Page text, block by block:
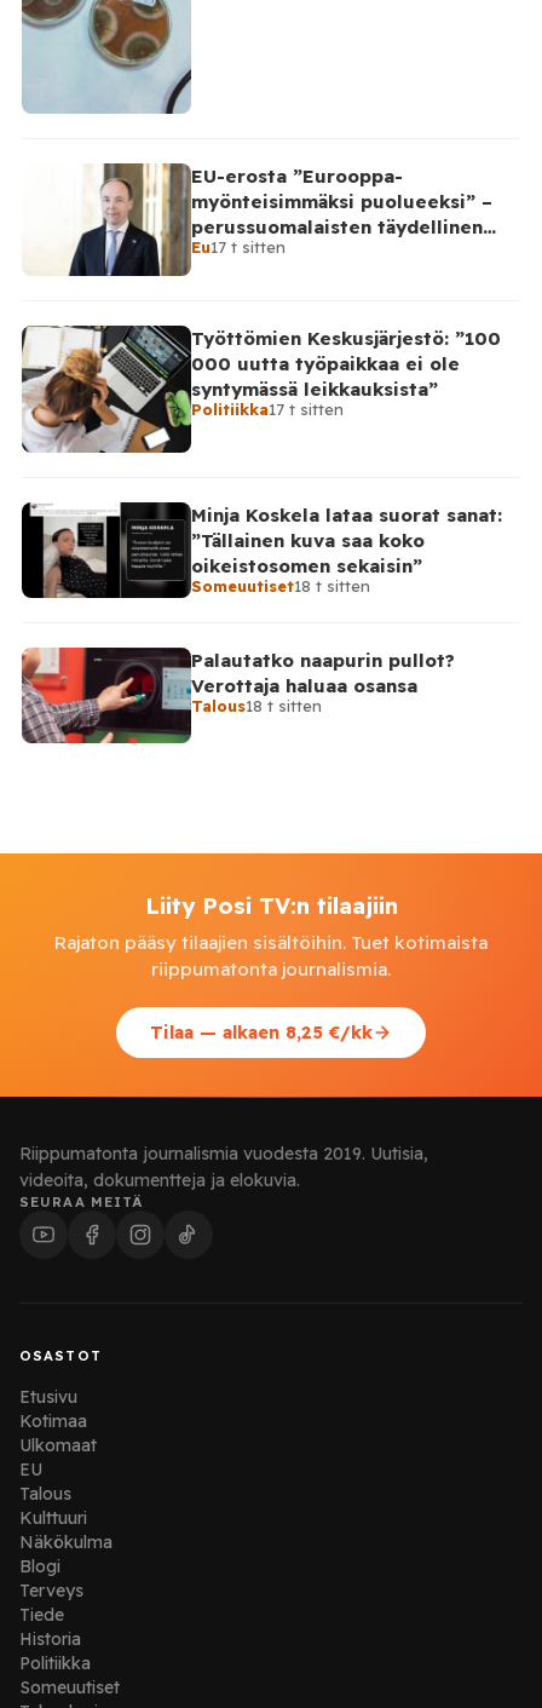
EU-erosta ”Eurooppa-
myönteisimmäksi puolueeksi” –
perussuomalaisten täydellinen
takinkääntö
Eu17 t sitten
Työttömien Keskusjärjestö: ”100
000 uutta työpaikkaa ei ole
syntymässä leikkauksista”
Politiikka17 t sitten
Minja Koskela lataa suorat sanat:
”Tällainen kuva saa koko
oikeistosomen sekaisin”
Someuutiset18 t sitten
Palautatko naapurin pullot?
Verottaja haluaa osansa
Talous18 t sitten
Liity Posi TV:n tilaajiin
Rajaton pääsy tilaajien sisältöihin. Tuet kotimaista
riippumatonta journalismia.
Tilaa — alkaen 8,25 €/kk
Riippumatonta journalismia vuodesta 2019. Uutisia,
videoita, dokumentteja ja elokuvia.
SEURAA MEITÄ
OSASTOT
Etusivu
Kotimaa
Ulkomaat
EU
Talous
Kulttuuri
Näkökulma
Blogi
Terveys
Tiede
Historia
Politiikka
Someuutiset